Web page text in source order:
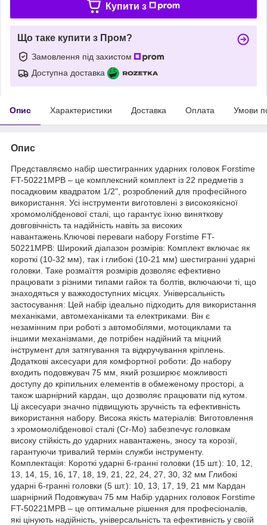
Купити з
Що таке купити з Пром?
Замовлення під захистом
Доступна доставка
Опис Характеристики Доставка Оплата Умови
Опис
Представляємо набір шестигранних ударних головок Forstime
FT-50221MPB – це комплексний комплект із 22 предметів з
посадковим квадратом 1/2", розроблений для професійного
використання. Усі інструменти виготовлені з високоякісної
хромомолібденової сталі, що гарантує їхню виняткову
довговічність та надійність навіть за високих
навантажень.Ключові переваги набору Forstime FT-
50221MPB: Широкий діапазон розмірів: Комплект включає як
короткі (10-32 мм), так і глибокі (10-21 мм) шестигранні ударні
головки. Таке розмаїття розмірів дозволяє ефективно
працювати з різними типами гайок та болтів, включаючи ті, що
знаходяться у важкодоступних місцях. Універсальність
застосування: Цей набір ідеально підходить для використання
механіками, автомеханіками та електриками. Він є
незамінним при роботі з автомобілями, мотоциклами та
іншими механізмами, де потрібен надійний та міцний
інструмент для затягування та відкручування кріплень.
Додаткові аксесуари для комфортної роботи: До набору
входить подовжувач 75 мм, який розширює можливості
доступу до кріпильних елементів в обмеженому просторі, а
також шарнірний кардан, що дозволяє працювати під кутом.
Ці аксесуари значно підвищують зручність та ефективність
використання набору. Висока якість матеріалів: Виготовлення
з хромомолібденової сталі (Cr-Mo) забезпечує головкам
високу стійкість до ударних навантажень, зносу та корозії,
гарантуючи тривалий термін служби інструменту.
Комплектація: Короткі ударні 6-гранні головки (15 шт.): 10, 12,
13, 14, 15, 16, 17, 18, 19, 21, 22, 24, 27, 30, 32 мм Глибокі
ударні 6-гранні головки (5 шт.): 10, 13, 17, 19, 21 мм Кардан
шарнірний Подовжувач 75 мм Набір ударних головок Forstime
FT-50221MPB – це оптимальне рішення для професіоналів,
які цінують надійність, універсальність та ефективність у своїй